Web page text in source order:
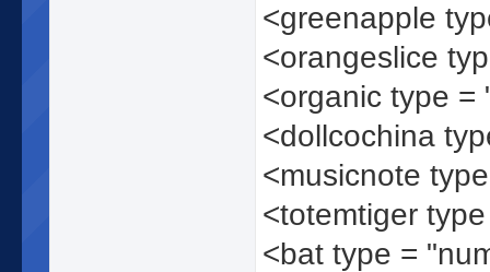
<greenapple
<orangeslice
<organic type =
<dollcochina
<musicnote
<totemtiger
<bat type =